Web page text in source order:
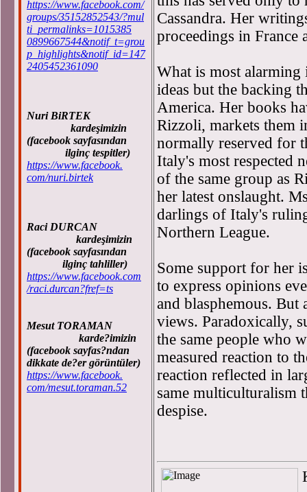
https://www.facebook.com/
groups/35152852543/?mul
ti_permalinks=1015385
0899667544&notif_t=grou
p_highlights&notif_id=147
2405452361090
Nuri BiRTEK
kardeşimizin
(facebook sayfasından
ilginç tespitler)
https://www.facebook.
com/nuri.birtek
Raci DURCAN
kardeşimizin
(facebook sayfasından
ilginç tahliller)
https://www.facebook.com
/raci.durcan?fref=ts
Mesut TORAMAN
karde?imizin
(facebook sayfas?ndan
dikkate de?er görüntüler)
https://www.facebook.
com/mesut.toraman.52
Cassandra. Her
proceedings in France
What is most
ideas but the backing
America. Her books
Rizzoli, markets them
normally reserved for
Italy's most respected
of the same group as
her latest onslaught.
darlings of Italy's
Northern League.
Some support for her
to express opinions
and blasphemous. But
views. Paradoxically,
the same people who
measured reaction to
reaction reflected in
same multiculturalism
despise.